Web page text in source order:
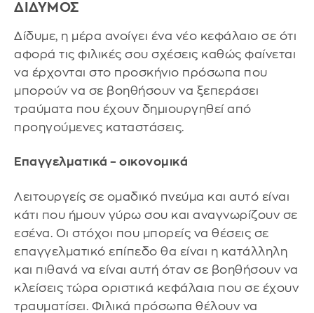
ΔΙΔΥΜΟΣ
Δίδυμε, η μέρα ανοίγει ένα νέο κεφάλαιο σε ότι
αφορά τις φιλικές σου σχέσεις καθώς φαίνεται
να έρχονται στο προσκήνιο πρόσωπα που
μπορούν να σε βοηθήσουν να ξεπεράσει
τραύματα που έχουν δημιουργηθεί από
προηγούμενες καταστάσεις.
Επαγγελματικά – οικονομικά
Λειτουργείς σε ομαδικό πνεύμα και αυτό είναι
κάτι που ήμουν γύρω σου και αναγνωρίζουν σε
εσένα. Οι στόχοι που μπορείς να θέσεις σε
επαγγελματικό επίπεδο θα είναι η κατάλληλη
και πιθανά να είναι αυτή όταν σε βοηθήσουν να
κλείσεις τώρα οριστικά κεφάλαια που σε έχουν
τραυματίσει. Φιλικά πρόσωπα θέλουν να